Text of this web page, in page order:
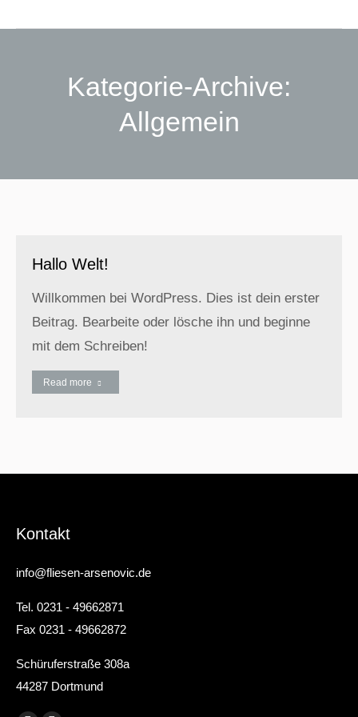
Kategorie-Archive:
Allgemein
Hallo Welt!
Willkommen bei WordPress. Dies ist dein erster
Beitrag. Bearbeite oder lösche ihn und beginne
mit dem Schreiben!
Read more
Kontakt
info@fliesen-arsenovic.de
Tel. 0231 - 49662871
Fax 0231 - 49662872
Schüruferstraße 308a
44287 Dortmund